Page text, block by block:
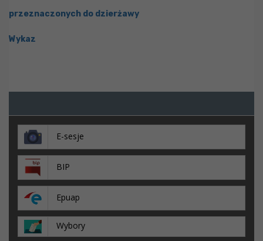
przeznaczonych do dzierżawy
Wykaz
E-sesje
BIP
Epuap
Wybory